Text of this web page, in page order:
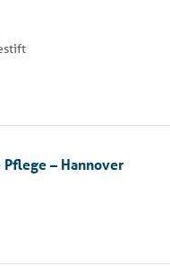
– Hannover